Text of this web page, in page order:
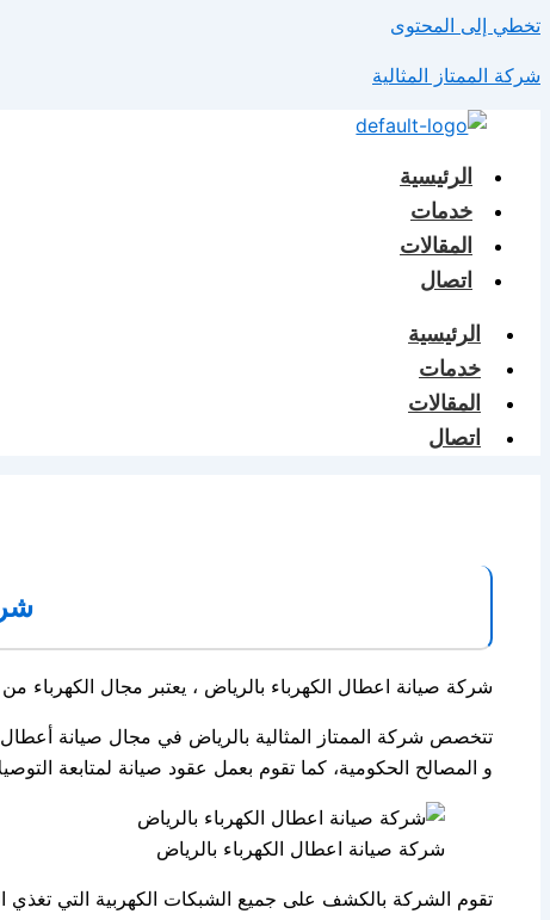
تخطي إلى المحتوى
شركة الممتاز المثالية
الرئيسية
خدمات
المقالات
اتصال
الرئيسية
خدمات
المقالات
اتصال
شركة صيانة اعطال الكهرباء بالرياض ، يعتبر مجال الكهرباء
تتخصص شركة الممتاز المثالية بالرياض في مجال صيانة أعطال
و المصالح الحكومية، كما تقوم بعمل عقود صيانة لمتابعة
شركة صيانة اعطال الكهرباء بالرياض
تقوم الشركة بالكشف على جميع الشبكات الكهربية التي تغذي